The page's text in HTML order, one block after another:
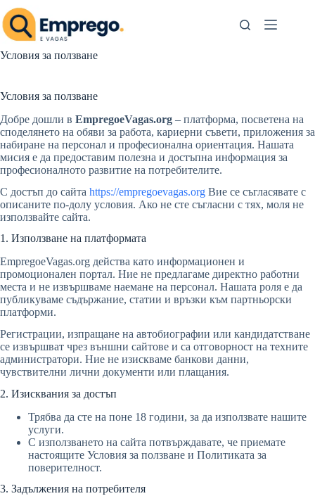
Skip
to
content
Условия за ползване
Условия за ползване
Добре дошли в EmpregoeVagas.org – платформа, посветена на
споделянето на обяви за работа, кариерни съвети, приложения за
набиране на персонал и професионална ориентация. Нашата
мисия е да предоставим полезна и достъпна информация за
професионалното развитие на потребителите.
С достъп до сайта https://empregoevagas.org Вие се съгласявате с
описаните по-долу условия. Ако не сте съгласни с тях, моля не
използвайте сайта.
1. Използване на платформата
EmpregoeVagas.org действа като информационен и
промоционален портал. Ние не предлагаме директно работни
места и не извършваме наемане на персонал. Нашата роля е да
публикуваме съдържание, статии и връзки към партньорски
платформи.
Регистрации, изпращане на автобиографии или кандидатстване
се извършват чрез външни сайтове и са отговорност на техните
администратори. Ние не изискваме банкови данни,
чувствителни лични документи или плащания.
2. Изисквания за достъп
Трябва да сте на поне 18 години, за да използвате нашите
услуги.
С използването на сайта потвърждавате, че приемате
настоящите Условия за ползване и Политиката за
поверителност.
3. Задължения на потребителя